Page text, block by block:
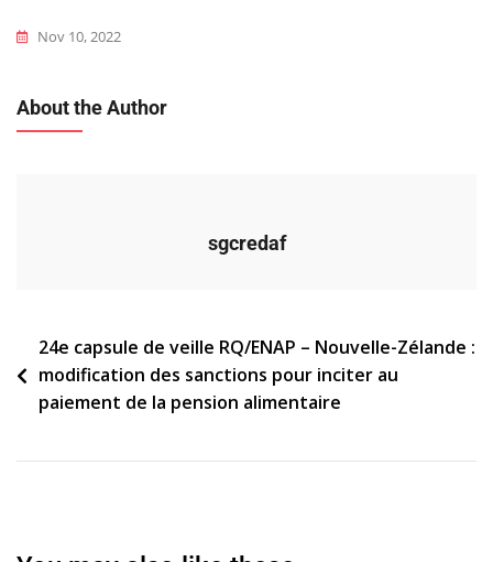
Nov 10, 2022
About the Author
sgcredaf
Navigation
de
l’article
24e capsule de veille RQ/ENAP – Nouvelle-Zélande :
modification des sanctions pour inciter au
paiement de la pension alimentaire